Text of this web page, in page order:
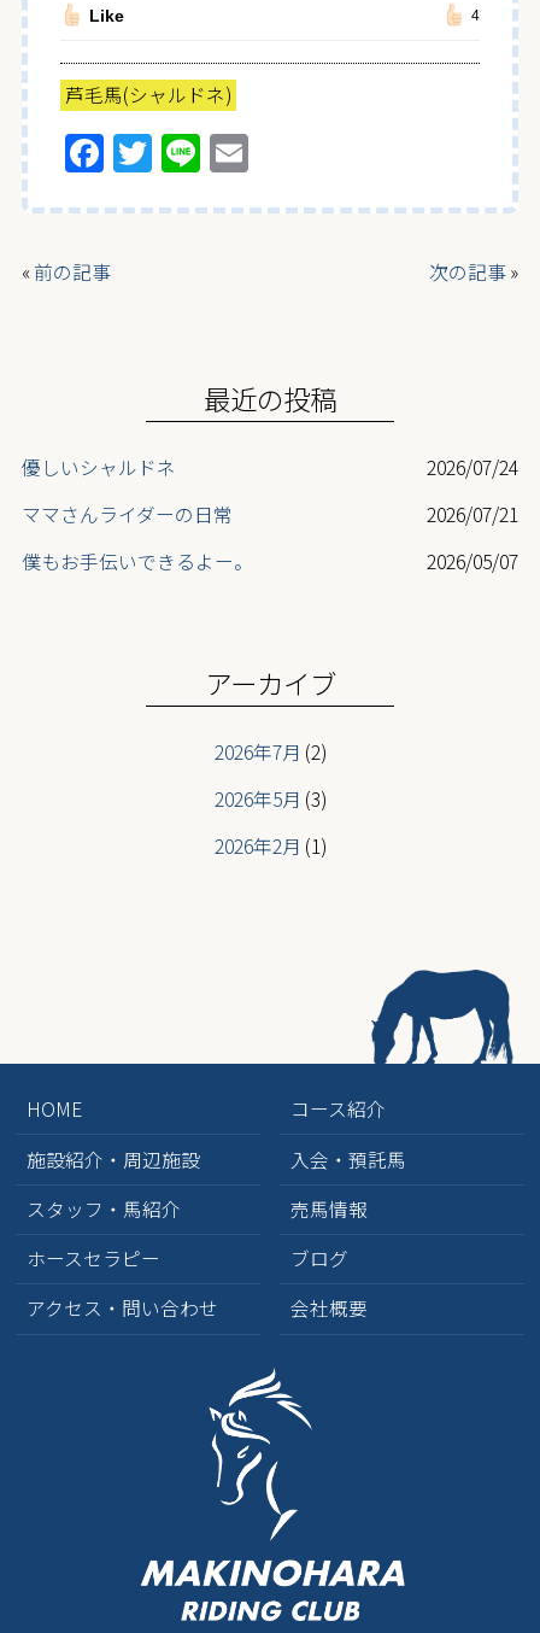
Like 4
芦毛馬(シャルドネ)
F
a
ce
b
T
w
itt
Li
n
e ai
«前の記事 次の記事»
最近の投稿
優しいシャルドネ
2026/07/24
ママさんライダーの日常
2026/07/21
僕もお手伝いできるよー。
2026/05/07
アーカイブ
2026年7月 (2)
2026年5月 (3)
2026年2月 (1)
2025年1月 (1)
2024年10月(2)
2024年9月(3)
2024年8月(1)
2024年7月
2024年6月(1)
2024年5月
2024年4月
2024年1月(2)
HOME
コース紹介
施設紹介・周辺施設
入会・預託馬
スタッフ・馬紹介
売馬情報
ホースセラピー
ブログ
アクセス・問い合わせ
会社概要